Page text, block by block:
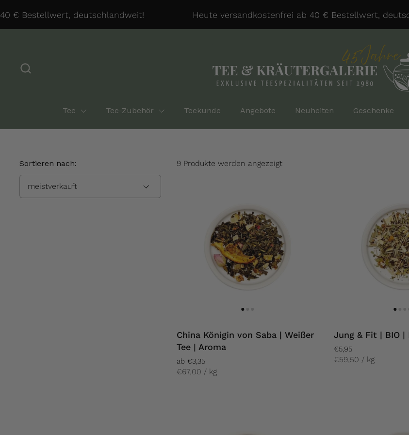
€ Bestellwert, deutschlandweit! Heute versandkostenfrei ab 40 € Bestellwert,
Tee Tee-Zubehör Teekunde Angebote Neuheiten Geschenke
Sortieren nach: 9 Produkte werden angezeigt
China Königin von Saba | Weißer
Tee | Aroma
ab €3,35
€67,00 / kg
Jung & Fit | BIO |
€5,95
€59,50 / kg